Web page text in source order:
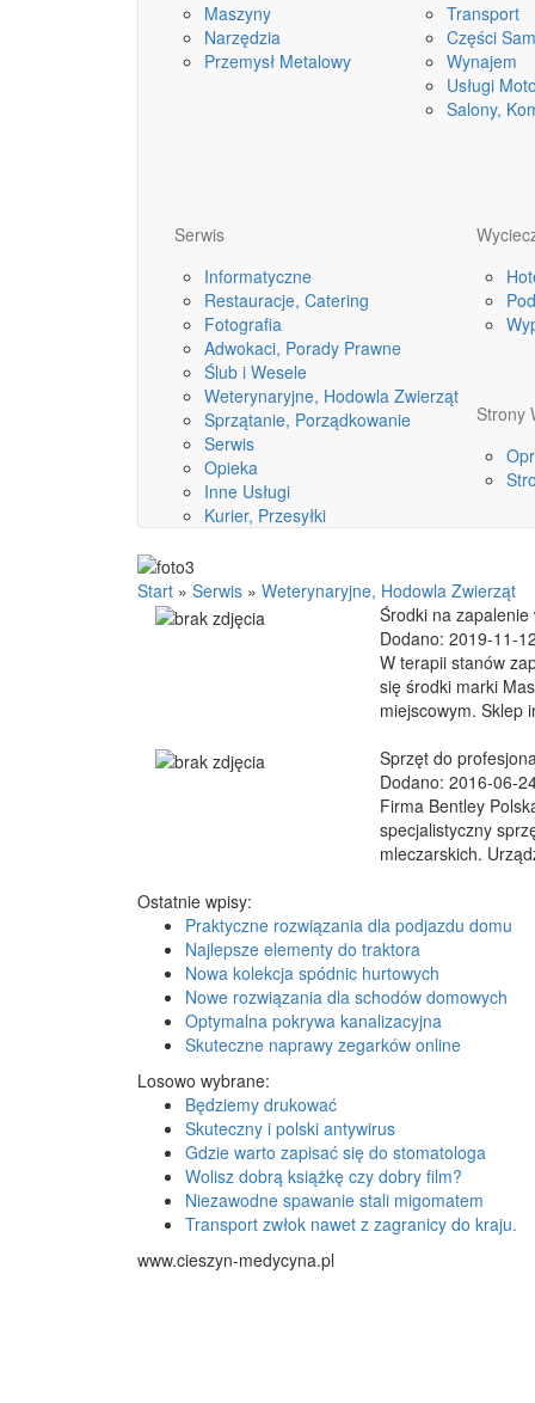
Maszyny
Narzędzia
Przemysł Metalowy
Transport
Części
Wynajem
Usługi
Salony,
Serwis
Informatyczne
Restauracje, Catering
Fotografia
Adwokaci, Porady Prawne
Ślub i Wesele
Weterynaryjne, Hodowla Zwierząt
Sprzątanie, Porządkowanie
Serwis
Opieka
Inne Usługi
Kurier, Przesyłki
Strony
Start » Serwis » Weterynaryjne, Hodowla Zwierząt
Środki na
Dodano: 2019-11-
W terapii stanów
się środki marki
miejscowym. Sklep
Sprzęt do
Dodano: 2016-06-
Firma Bentley
specjalistyczny
mleczarskich.
Ostatnie wpisy:
Praktyczne rozwiązania dla podjazdu domu
Najlepsze elementy do traktora
Nowa kolekcja spódnic hurtowych
Nowe rozwiązania dla schodów domowych
Optymalna pokrywa kanalizacyjna
Skuteczne naprawy zegarków online
Losowo wybrane:
Będziemy drukować
Skuteczny i polski antywirus
Gdzie warto zapisać się do stomatologa
Wolisz dobrą książkę czy dobry film?
Niezawodne spawanie stali migomatem
Transport zwłok nawet z zagranicy do kraju.
www.cieszyn-medycyna.pl